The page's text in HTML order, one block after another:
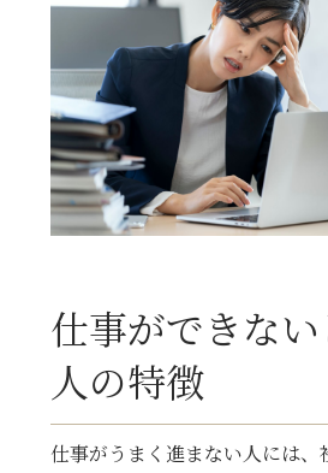
仕事ができな
人の特徴
仕事がうまく進まない人には、